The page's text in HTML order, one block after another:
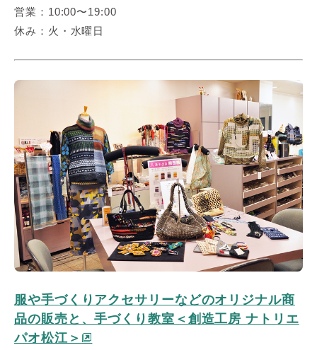
営業：10:00〜19:00
休み：火・水曜日
服や手づくりアクセサリーなどのオリジナル商
品の販売と、手づくり教室＜創造工房 ナトリエ
パオ松江＞